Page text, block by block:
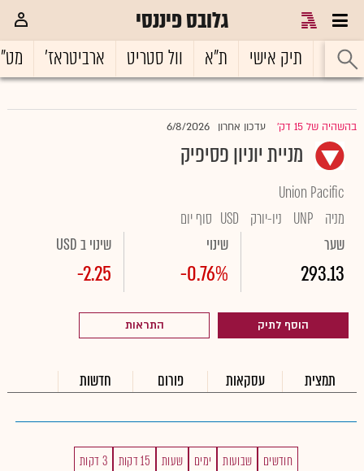
גלובס פיננסי
ראשי תיק אישי ת"א וול סטריט ארביטראז'
בהשהיה של 15 דק' עדכון אחרון 6/8/2026
מניית יוניון פסיפיק
Union Pacific
מניה
UNP ניו-יורק USD סוף יום
שער
293.13
שינוי
-0.76%
שינוי ב USD
-2.25
הוסף לתיק התראות
תמצית עסקאות פורום חדשות
חודשים שבועות ימים שעות 15 דקות 3 דקות